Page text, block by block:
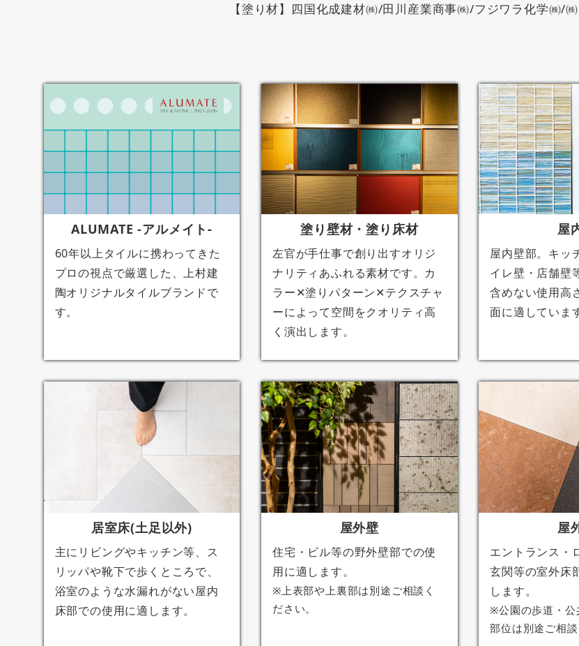
【塗り材】四国化成建材㈱/田川産業商事㈱/フジワラ化学㈱/
ALUMATE -アルメイト-
60年以上タイルに携わってきた
プロの視点で厳選した、上村建
陶オリジナルタイルブランドで
す。
塗り壁材・塗り床材
左官が手仕事で創り出すオリジ
ナリティあふれる素材です。カ
ラー✕塗りパターン✕テクスチャ
ーによって空間をクオリティ高
く演出します。
屋
屋内壁部。キッ
イレ壁・店舗壁
含めない使用高
面に適していま
居室床(土足以外)
主にリビングやキッチン等、ス
リッパや靴下で歩くところで、
浴室のような水漏れがない屋内
床部での使用に適します。
屋外壁
住宅・ビル等の野外壁部での使
用に適します。
※上表部や上裏部は別途ご相談く
ださい。
屋
エントランス・
玄関等の室外床
します。
※公園の歩道・公
部位は別途ご相談